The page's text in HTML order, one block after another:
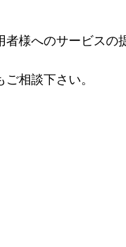
様へのサービスの
相談下さい。